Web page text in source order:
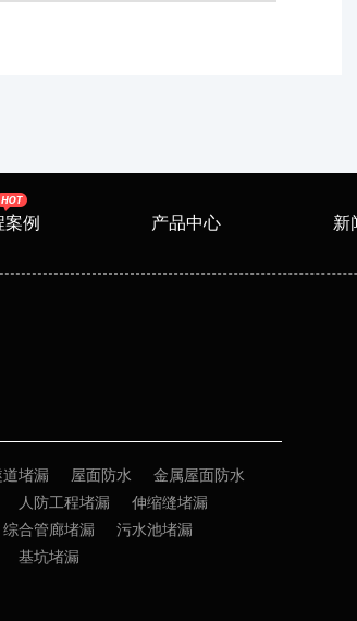
案例 产品中心 新
道堵漏 屋面防水
金属屋面防水
人防工程堵漏
伸缩缝堵漏
综合管廊堵漏
污水池堵漏
基坑堵漏